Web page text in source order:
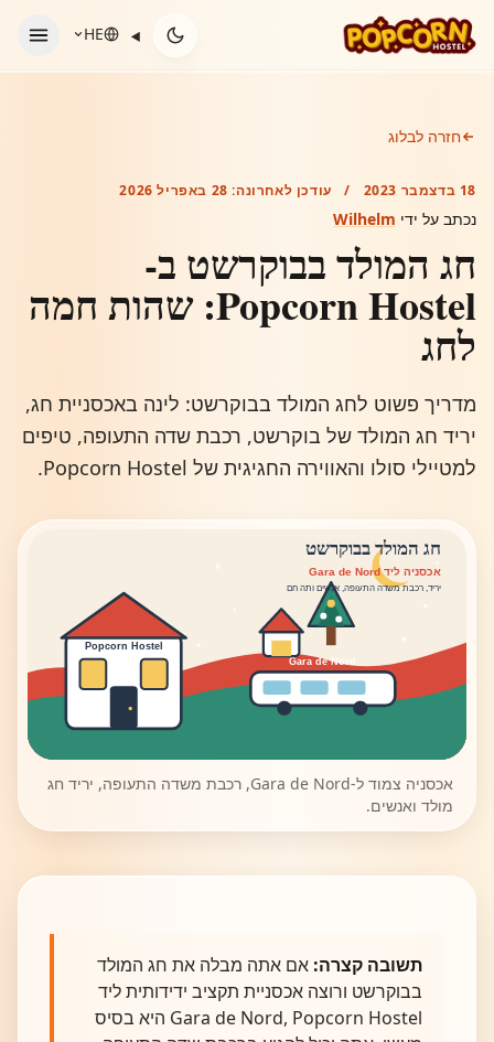
דלג לתוכן
HE
חזרה לבלוג
18 בדצמבר 2023 / עודכן לאחרונה: 28 באפריל 2026
נכתב על ידי Wilhelm
חג המולד בבוקרשט ב-
Popcorn Hostel: שהות חמה
לחג
מדריך פשוט לחג המולד בבוקרשט: לינה באכסניית חג,
יריד חג המולד של בוקרשט, רכבת שדה התעופה, טיפים
למטיילי סולו והאווירה החגיגית של Popcorn Hostel.
Popcorn Hostel
Gara de Nord
חג המולד בבוקרשט
אכסניה ליד Gara de Nord
יריד, רכבת משדה התעופה, אנשים ותה חם
אכסניה צמוד ל-Gara de Nord, רכבת משדה התעופה, יריד חג
מולד ואנשים.
תשובה קצרה: אם אתה מבלה את חג המולד
בבוקרשט ורוצה אכסניית תקציב ידידותית ליד
Gara de Nord, Popcorn Hostel היא בסיס